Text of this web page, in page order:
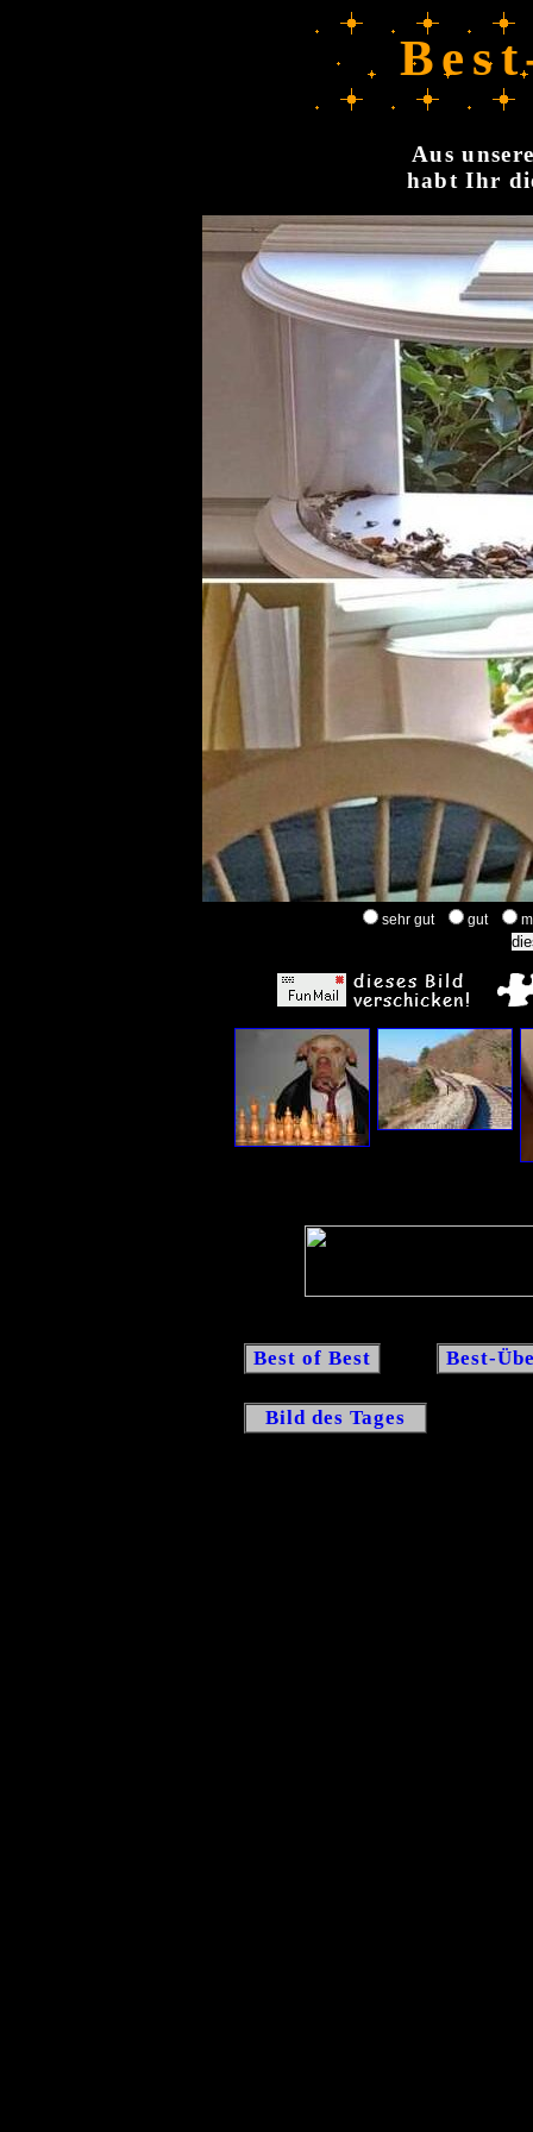
Aus
habt Ihr
sehr gut gut
Best of Best Best-
Bild des Tages